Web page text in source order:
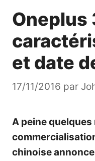
Oneplus
et date
17/11/2016 par
A peine quelques
chinoise